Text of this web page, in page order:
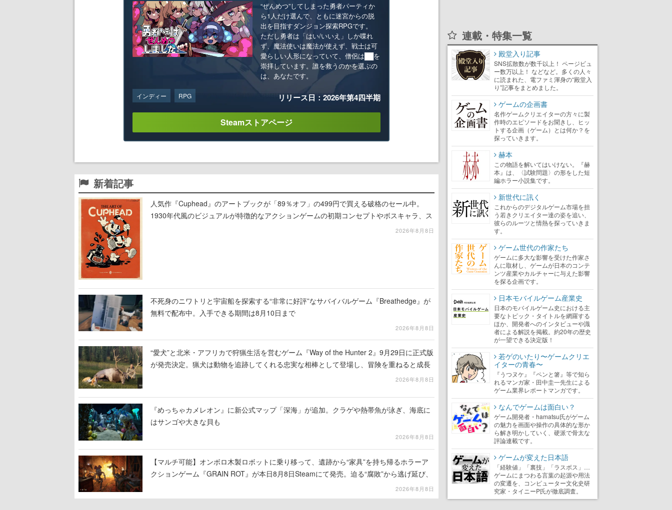
“ぜんめつ”してしまった勇者パーティか
ら1人だけ選んで、ともに迷宮からの脱
出を目指すダンジョン探索RPGです。
ただし勇者は「はい/いいえ」しか喋れ
ず、魔法使いは魔法が使えず、戦士は可
愛らしい人形になっていて、僧侶は██を
崇拝しています。誰を救うのかを選ぶの
は、あなたです。
インディー RPG リリース日：2026年第4四半期
Steamストアページ
新着記事
人気作『Cuphead』のアートブックが「89％オフ」の499円で買える破格のセール中。
1930年代風のビジュアルが特徴的なアクションゲームの初期コンセプトやボスキャラ、ス
2026年8月8日
不死身のニワトリと宇宙船を探索する“非常に好評”なサバイバルゲーム『Breathedge』が
無料で配布中。入手できる期間は8月10日まで
2026年8月8日
“愛犬”と北米・アフリカで狩猟生活を営むゲーム『Way of the Hunter 2』9月29日に正式版
が発売決定。猟犬は動物を追跡してくれる忠実な相棒として登場し、冒険を重ねると成長
2026年8月8日
『めっちゃカメレオン』に新公式マップ「深海」が追加。クラゲや熱帯魚が泳ぎ、海底に
はサンゴや大きな貝も
2026年8月8日
【マルチ可能】オンボロ木製ロボットに乗り移って、遺跡から“家具”を持ち帰るホラーア
クションゲーム『GRAIN ROT』が本日8月8日Steamにて発売。迫る“腐敗”から逃げ延び、
2026年8月8日
連載・特集一覧
殿堂入り記事
SNS拡散数が数千以上！ ページビュ
ー数万以上！ などなど。多くの人々
に読まれた、電ファミ渾身の“殿堂入
り”記事をまとめました。
ゲームの企画書
名作ゲームクリエイターの方々に製
作時のエピソードをお聞きし、ヒッ
トする企画（ゲーム）とは何か？を
探っていきます。
赫本
この物語を解いてはいけない。『赫
本』は、〈試験問題〉の形をした短
編ホラー小説集です。
新世代に訊く
これからのデジタルゲーム市場を担
う若きクリエイター達の姿を追い、
彼らのルーツと情熱を探っていきま
す。
ゲーム世代の作家たち
ゲームに多大な影響を受けた作家さ
んに取材し、ゲームが日本のコンテ
ンツ産業やカルチャーに与えた影響
を探る企画です。
日本モバイルゲーム産業史
日本のモバイルゲーム史における主
要なトピック・タイトルを網羅する
ほか、開発者へのインタビューや識
者による解説を掲載。約20年の歴史
が一望できる決定版！
若ゲのいたり〜ゲームクリエ
イターの青春〜
『うつヌケ』『ペンと箸』等で知ら
れるマンガ家・田中圭一先生による
ゲーム業界レポートマンガです。
なんでゲームは面白い？
ゲーム開発者・hamatsu氏がゲーム
の魅力を画面や操作の具体的な形か
ら解き明かしていく、硬派で骨太な
評論連載です。
ゲームが変えた日本語
「経験値」「裏技」「ラスボス」…
ゲームにまつわる言葉の起源や用法
の変遷を、コンピューター文化史研
究家・タイニーP氏が徹底調査。